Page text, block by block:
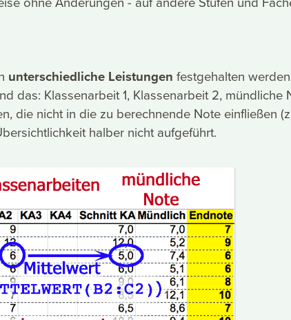
unterschiedliche Leistungen festgehalten
das: Klassenarbeit 1, Klassenarbeit 2, mündliche
die nicht in die zu berechnende Note einfließen
halber nicht aufgeführt.